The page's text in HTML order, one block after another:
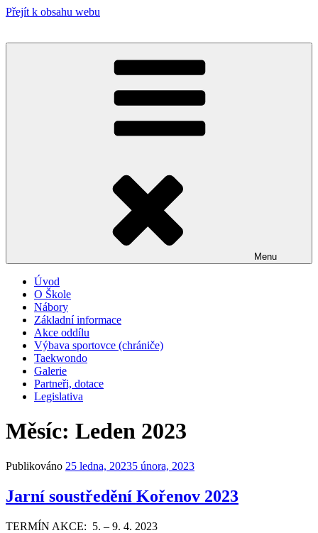
Přejít k obsahu webu
Menu
Úvod
O Škole
Nábory
Základní informace
Akce oddílu
Výbava sportovce (chrániče)
Taekwondo
Galerie
Partneři, dotace
Legislativa
Měsíc: Leden 2023
Publikováno 25 ledna, 20235 února, 2023
Jarní soustředění Kořenov 2023
TERMÍN AKCE: 5. – 9. 4. 2023